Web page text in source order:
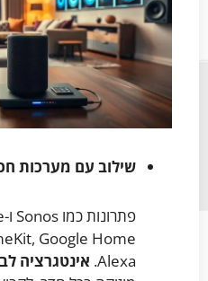
שילוב עם מערכות
Alexa. אינטגרציה